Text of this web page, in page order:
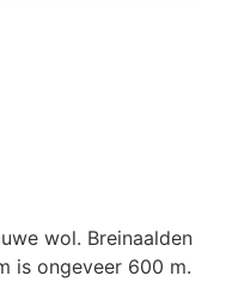
wol. Breinaalden
is ongeveer 600 m.